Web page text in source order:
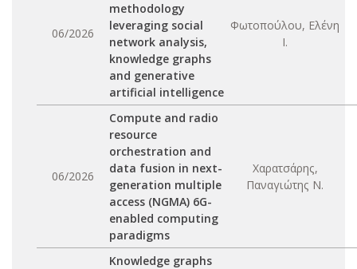
06/2026
methodology
leveraging social
network analysis,
knowledge graphs
and generative
artificial intelligence
Φωτοπούλου, Ελένη
Ι.
06/2026
Compute and radio
resource
orchestration and
data fusion in next-
generation multiple
access (NGMA) 6G-
enabled computing
paradigms
Χαρατσάρης,
Παναγιώτης Ν.
Knowledge graphs